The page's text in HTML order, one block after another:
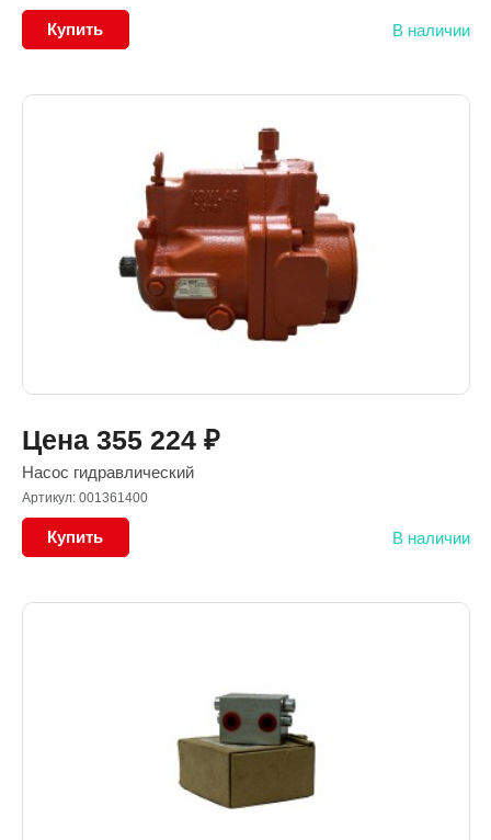
Купить В наличии
Цена 355 224 ₽
Насос гидравлический
Артикул: 001361400
Купить В наличии